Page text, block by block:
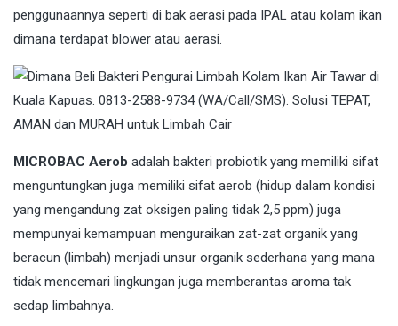
penggunaannya seperti di bak aerasi pada IPAL atau kolam ikan
dimana terdapat blower atau aerasi.
MICROBAC Aerob adalah bakteri probiotik yang memiliki sifat
menguntungkan juga memiliki sifat aerob (hidup dalam kondisi
yang mengandung zat oksigen paling tidak 2,5 ppm) juga
mempunyai kemampuan menguraikan zat-zat organik yang
beracun (limbah) menjadi unsur organik sederhana yang mana
tidak mencemari lingkungan juga memberantas aroma tak
sedap limbahnya.